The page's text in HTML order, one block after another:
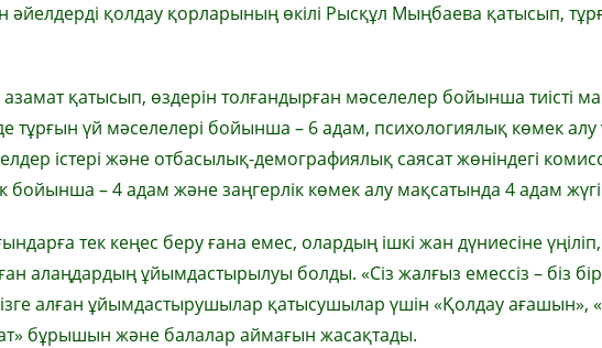
әйелдерді қолдау қорларының өкілі Рысқұл Мыңбаева қатысып,
қатысып, өздерін толғандырған мәселелер бойынша тиісті
тұрғын үй мәселелері бойынша – 6 адам, психологиялық көмек алу
істері және отбасылық-демографиялық саясат жөніндегі
– 4 адам және заңгерлік көмек алу мақсатында 4 адам
тек кеңес беру ғана емес, олардың ішкі жан дүниесіне
алаңдардың ұйымдастырылуы болды. «Сіз жалғыз емессіз – біз
алған ұйымдастырушылар қатысушылар үшін «Қолдау ағашын»,
бұрышын және балалар аймағын жасақтады.